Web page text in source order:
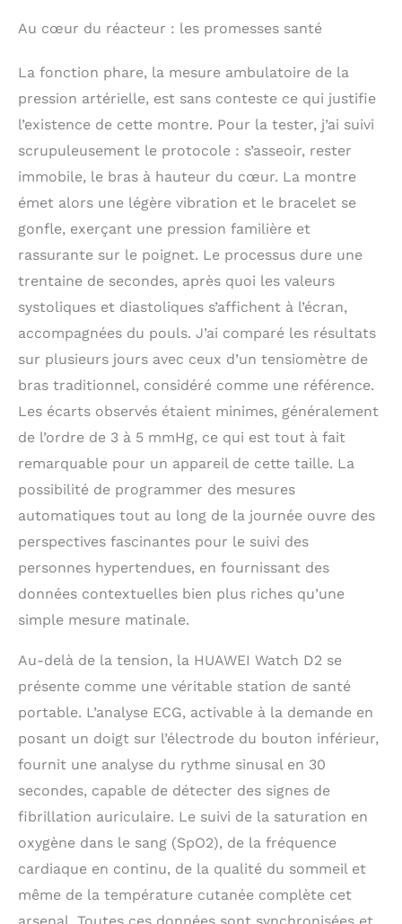
électrodes, nouvelle et
collecte des signaux
ECG plus précise et
pression de 30
secondes sur l’électrode
latérale génère des
qui peuvent vous aider
à identifier les troubles
cardiaques courants le
plus tôt possible. La
santé pour toute la
famille: Créez une
composée de votre
famille et de vos
proches, pour vérifier la
cardiaque, la SpO2, le
nombre de pas
du sommeil à partir
d’un seul et même
endroit Caractéristiques
d’un mode de vie
intelligent: Cette montre
vous permet de vous
immerger plus
facilement que jamais
dans vos séances
préférées, grâce à plus
de 80 modes d’exercice,
de six activités
courantes, et un
positionnement GNSS
précis pour vous
soutenir.Vos fonctions
préférées sont
main, grâce à la
multitude de cartes
multifonctions à votre
Au cœur du réacteur : les promesses santé
La fonction phare, la mesure ambulatoire de la
pression artérielle, est sans conteste ce qui justifie
l’existence de cette montre. Pour la tester, j’ai suivi
scrupuleusement le protocole : s’asseoir, rester
immobile, le bras à hauteur du cœur. La montre
émet alors une légère vibration et le bracelet se
gonfle, exerçant une pression familière et
rassurante sur le poignet. Le processus dure une
trentaine de secondes, après quoi les valeurs
systoliques et diastoliques s’affichent à l’écran,
accompagnées du pouls. J’ai comparé les résultats
sur plusieurs jours avec ceux d’un tensiomètre de
bras traditionnel, considéré comme une référence.
Les écarts observés étaient minimes, généralement
de l’ordre de 3 à 5 mmHg, ce qui est tout à fait
remarquable pour un appareil de cette taille. La
possibilité de programmer des mesures
automatiques tout au long de la journée ouvre des
perspectives fascinantes pour le suivi des
personnes hypertendues, en fournissant des
données contextuelles bien plus riches qu’une
simple mesure matinale.
Au-delà de la tension, la HUAWEI Watch D2 se
présente comme une véritable station de santé
portable. L’analyse ECG, activable à la demande en
posant un doigt sur l’électrode du bouton inférieur,
fournit une analyse du rythme sinusal en 30
secondes, capable de détecter des signes de
fibrillation auriculaire. Le suivi de la saturation en
oxygène dans le sang (SpO2), de la fréquence
cardiaque en continu, de la qualité du sommeil et
même de la température cutanée complète cet